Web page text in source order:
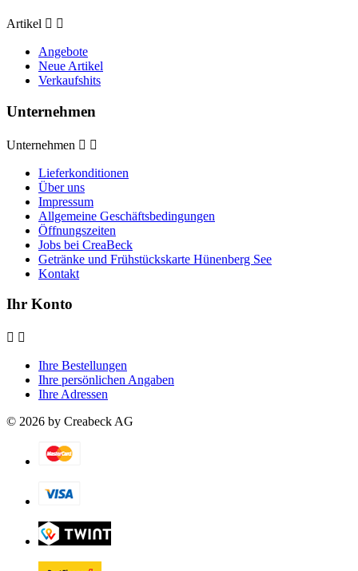
Artikel  
Angebote
Neue Artikel
Verkaufshits
Unternehmen
Unternehmen  
Lieferkonditionen
Über uns
Impressum
Allgemeine Geschäftsbedingungen
Öffnungszeiten
Jobs bei CreaBeck
Getränke und Frühstückskarte Hünenberg See
Kontakt
Ihr Konto
 
Ihre Bestellungen
Ihre persönlichen Angaben
Ihre Adressen
© 2026 by Creabeck AG